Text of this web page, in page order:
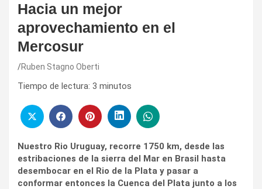
Hacia un mejor
aprovechamiento en el
Mercosur
Ruben Stagno Oberti
Tiempo de lectura: 3 minutos
Nuestro Rio Uruguay, recorre 1750 km, desde las
estribaciones de la sierra del Mar en Brasil hasta
desembocar en el Rio de la Plata y pasar a
conformar entonces la Cuenca del Plata junto a los